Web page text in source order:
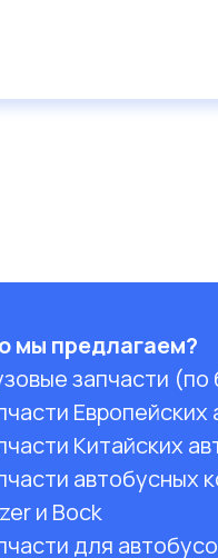
мы предлагаем?
запчасти
Европейских
Китайских
автобусных
и Bock
для